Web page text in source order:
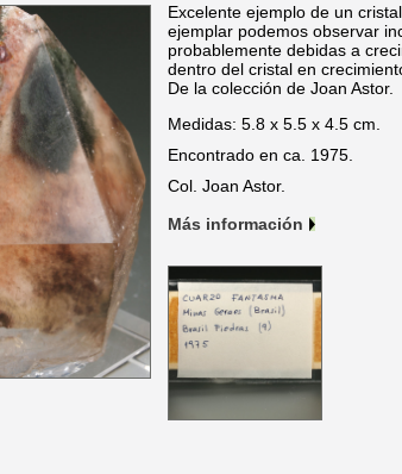
Excelente ejemplo de un
ejemplar podemos observar
probablemente debidas a
dentro del cristal en
De la colección de Joan Astor.
Medidas: 5.8 x 5.5 x 4.5 cm.
Encontrado en ca. 1975.
Col. Joan Astor.
Más información